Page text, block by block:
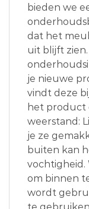
bieden we
dat het
uit blijft
je nieuwe
vindt deze
het product
weerstand:
je ze
buiten kan
vochtigheid.
om binnen
wordt